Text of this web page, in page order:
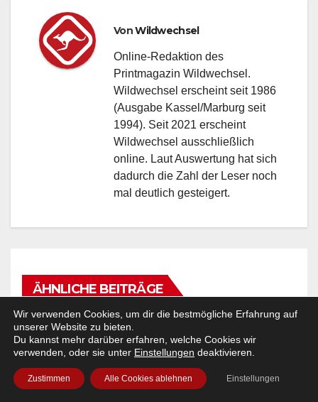
VonWildwechsel
Online-Redaktion des
Printmagazin Wildwechsel.
Wildwechsel erscheint seit 1986
(Ausgabe Kassel/Marburg seit
1994). Seit 2021 erscheint
Wildwechsel ausschließlich
online. Laut Auswertung hat sich
dadurch die Zahl der Leser noch
mal deutlich gesteigert.
ÄHNLICHE BEITRÄGE
EVENT-TIPP FEATURED FESTIVAL & OPEN AIR
NEWSTICKER
Wir verwenden Cookies, um dir die bestmögliche Erfahrung auf
unserer Website zu bieten.
Du kannst mehr darüber erfahren, welche Cookies wir
verwenden, oder sie unter Einstellungen deaktivieren.
Zustimmen Alle Cookies ablehnen Einstellungen